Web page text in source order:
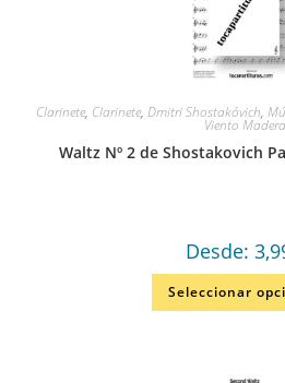
Clarinete, Clarinete, Dmitri Shostakóvich,
Viento Madera
Waltz Nº 2 de Shostakovich
Desde:
Seleccionar